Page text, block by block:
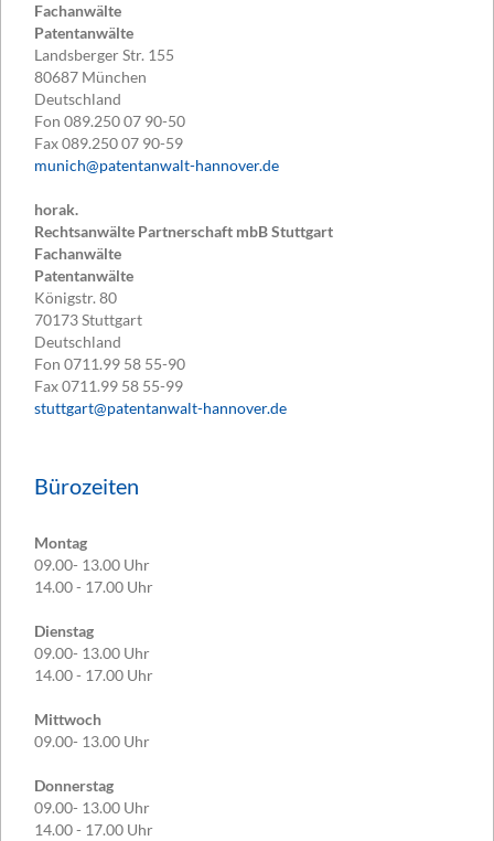
Fachanwälte
Patentanwälte
Landsberger Str. 155
80687 München
Deutschland
Fon 089.250 07 90-50
Fax089.250 07 90-59
munich@patentanwalt-hannover.de
horak.
Rechtsanwälte Partnerschaft mbB Stuttgart
Fachanwälte
Patentanwälte
Königstr. 80
70173Stuttgart
Deutschland
Fon 0711.99 58 55-90
Fax0711.99 58 55-99
stuttgart@patentanwalt-hannover.de
Bürozeiten
Montag
09.00- 13.00 Uhr
14.00 - 17.00 Uhr
Dienstag
09.00- 13.00 Uhr
14.00 - 17.00 Uhr
Mittwoch
09.00- 13.00 Uhr
Donnerstag
09.00- 13.00 Uhr
14.00 - 17.00 Uhr